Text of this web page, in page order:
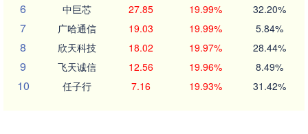
6 中巨芯 27.85 19.99% 32.20%
7 广哈通信 19.03 19.99% 5.84%
8 欣天科技 18.02 19.97% 28.44%
9 飞天诚信 12.56 19.96% 8.49%
10 任子行 7.16 19.93% 31.42%